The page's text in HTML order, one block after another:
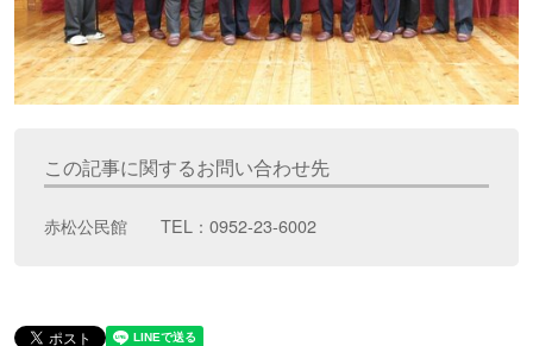
この記事に関するお問い合わせ先
赤松公民館 TEL：0952-23-6002